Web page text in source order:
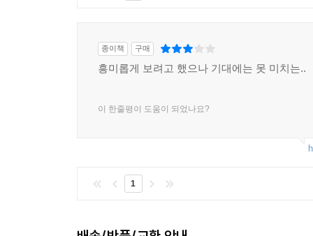
종이책 구매
흥미롭게 보려고 했으나 기대에는 못 미치는..
이 한줄평이 도움이 되었나요?
1